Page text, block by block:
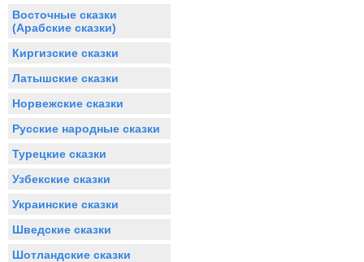
Восточные сказки
(Арабские сказки)
Киргизские сказки
Латышские сказки
Норвежские сказки
Русские народные сказки
Турецкие сказки
Узбекские сказки
Украинские сказки
Шведские сказки
Шотландские сказки